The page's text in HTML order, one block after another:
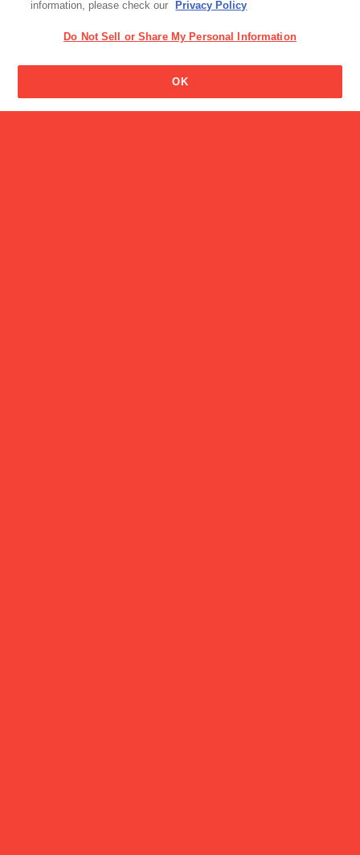
ポッキーの箱についている
すか?
炒飯の素
information, please check our
Privacy Policy
Do Not Sell or Share My Personal Information
OK